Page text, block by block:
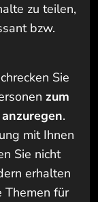
zu teilen,
bzw.
Sie
zum
.
mit Ihnen
Sie nicht
erhalten
Themen für